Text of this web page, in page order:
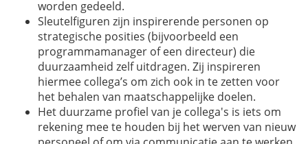
worden gedeeld.
Sleutelfiguren zijn inspirerende personen op
strategische posities (bijvoorbeeld een
programmamanager of een directeur) die
duurzaamheid zelf uitdragen. Zij inspireren
hiermee collega’s om zich ook in te zetten voor
het behalen van maatschappelijke doelen.
Het duurzame profiel van je collega's is iets om
rekening mee te houden bij het werven van nieuw